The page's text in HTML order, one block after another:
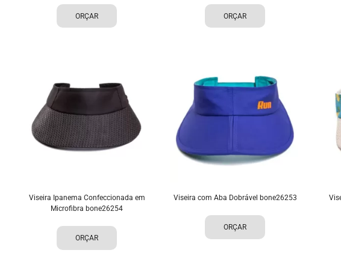
ORÇAR ORÇAR
Viseira Ipanema Confeccionada em
Microfibra bone26254
ORÇAR
Viseira com Aba Dobrável bone26253
ORÇAR